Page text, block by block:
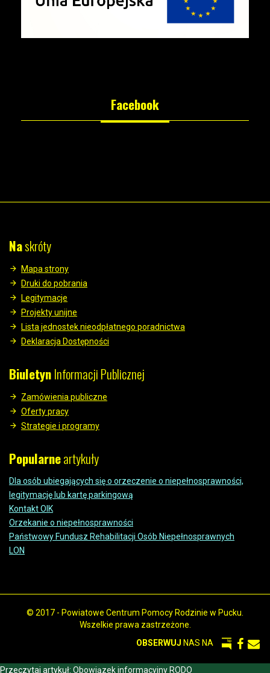
Facebook
Naskróty
Mapa strony
Druki do pobrania
Legitymacje
Projekty unijne
Lista jednostek nieodpłatnego poradnictwa
Deklaracja Dostępności
BiuletynInformacji Publicznej
Zamówienia publiczne
Oferty pracy
Strategie i programy
Popularneartykuły
Dla osób ubiegających się o orzeczenie o niepełnosprawności,
legitymację lub kartę parkingową
Kontakt OIK
Orzekanie o niepełnosprawności
Państwowy Fundusz Rehabilitacji Osób Niepełnosprawnych
LON
© 2017 - Powiatowe Centrum Pomocy Rodzinie w Pucku.
Wszelkie prawa zastrzeżone.
OBSERWUJ NAS NA
Przeczytaj artykuł: Obowiązek informacyjny RODO